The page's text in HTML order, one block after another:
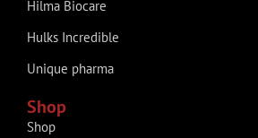
Hilma Biocare
Hulks Incredible
Unique pharma
Shop
Shop